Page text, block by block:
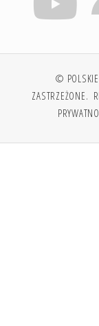
© POLSKIE
ZASTRZEŻONE.